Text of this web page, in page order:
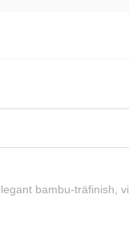
bambu-träfinish,